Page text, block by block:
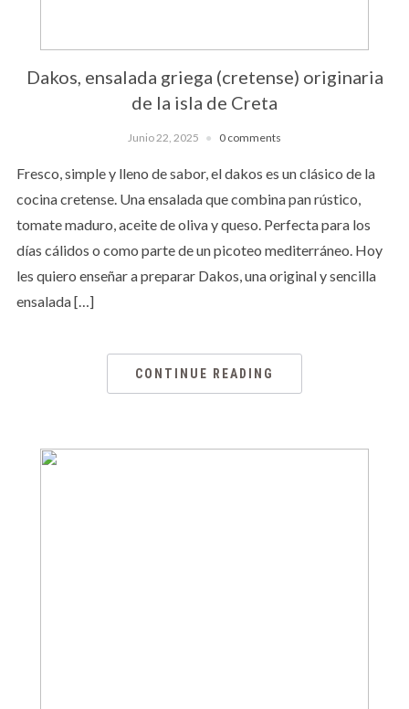
Dakos, ensalada griega (cretense) originaria
de la isla de Creta
Junio 22, 2025 0 comments
Fresco, simple y lleno de sabor, el dakos es un clásico de la
cocina cretense. Una ensalada que combina pan rústico,
tomate maduro, aceite de oliva y queso. Perfecta para los
días cálidos o como parte de un picoteo mediterráneo. Hoy
les quiero enseñar a preparar Dakos, una original y sencilla
ensalada […]
CONTINUE READING